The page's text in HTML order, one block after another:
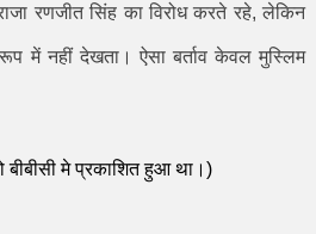
रणजीत सिंह का विरोध करते रहे,लेकिन
रूप में नहीं देखता। ऐसा बर्ताव केवल मुस्लिम
बीबीसी मे प्रकाशित हुआ था।)